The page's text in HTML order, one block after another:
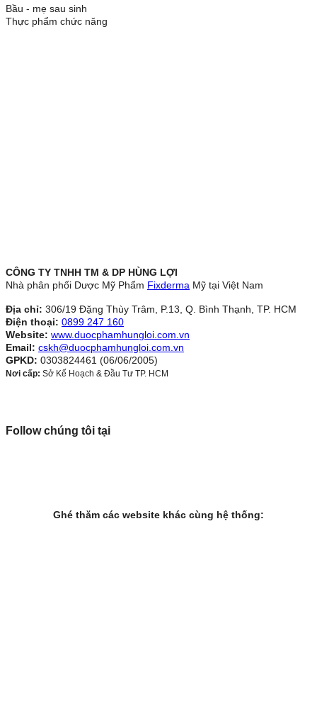
Bầu - mẹ sau sinh
Thực phẩm chức năng
CÔNG TY TNHH TM & DP HÙNG LỢI
Nhà phân phối Dược Mỹ Phẩm Fixderma Mỹ tại Việt Nam
Địa chỉ: 306/19 Đặng Thùy Trâm, P.13, Q. Bình Thạnh, TP. HCM
Điện thoại: 0899 247 160
Website: www.duocphamhungloi.com.vn
Email: cskh@duocphamhungloi.com.vn
GPKD: 0303824461 (06/06/2005)
Nơi cấp: Sở Kế Hoạch & Đầu Tư TP. HCM
Follow chúng tôi tại
Ghé thăm các website khác cùng hệ thống: